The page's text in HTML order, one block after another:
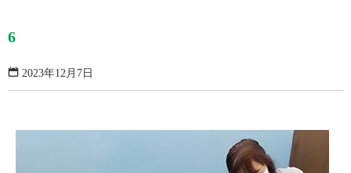
6
2023年12月7日